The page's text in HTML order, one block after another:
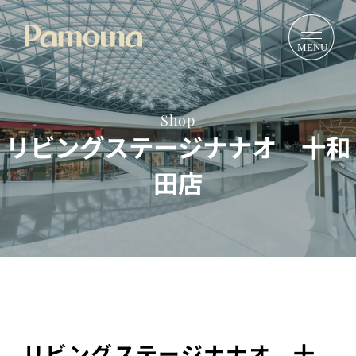
Shop
リビングステージナナオ 十和
田店